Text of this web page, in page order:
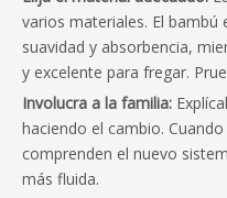
varios materiales. El bambú
suavidad y absorbencia,
y excelente para fregar.
Involucra a la familia:
haciendo el cambio.
comprenden el nuevo
más fluida.